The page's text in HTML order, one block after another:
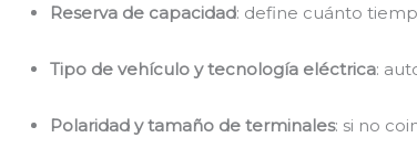
Reserva de capacidad: define cuánto
Tipo de vehículo y tecnología eléctrica:
Polaridad y tamaño de terminales: si no